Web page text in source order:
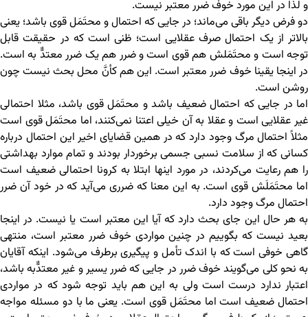
و لذا در این مورد خوف ضرر معتبر نیست.
دو فرض دیگر باقی می‌ماند؛ در جایی که احتمال و محتَمَل قوی باشد؛ یعنی
بالاتر از یک احتمال صرف عقلایی است؛ ظنی است که در حقیقت قابل
توجه است و محتَمَلش هم قوی است و ضرر هم یک ضرر معتدٌّ به است.
در اینجا یقینا خوف ضرر معتبر است. این هم کأنَّ محل بحث نیست چون
روشن است.
اما در جایی که احتمال ضعیف باشد و محتَمَل قوی باشد، مثلا احتمالی
غیر عقلایی است و عقلا به آن خیلی اعتنا نمی‌کنند، اما محتَمَل قوی است
مثلاً احتمال مرگ وجود دارد که در همین قضایای اخیر این احتمال درباره
کسانی که از سلامت نسبی جسمی برخوردار بودند و تمام موارد بهداشتی
را هم رعایت می‌کردند، در مورد اینها ابتلا به کرونا احتمالی ضعیف است
اما محتَمَلَش قوی است. به این معنا که ضرری می‌آید که در خود آن ضرر
احتمال مرگ وجود دارد.
به هر حال این جای بحث دارد که آیا این معتبر است یا نیست. در اینجا
بعید نیست که بگوییم در چنین مواردی خوف ضرر معتبر است، منتهی
گاهی خوفی است که با اندک تأمل و پیگیری برطرف می‌شود. اینکه آقایان
به نحو کلی می‌گویند خوف ضرر در جایی که ضرر یسیر و غیر معتدٌّبه باشد،
اعتبار ندارد درست است ولی به این هم باید توجه شود که در مواردی
احتمال ضعیف است اما محتَمَل قوی است. یعنی ما با دو مسئله مواجه